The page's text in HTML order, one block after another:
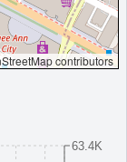
:haruwari.com
ウンジアクセス有
スイート含む）,エグ
contributors
63.4K